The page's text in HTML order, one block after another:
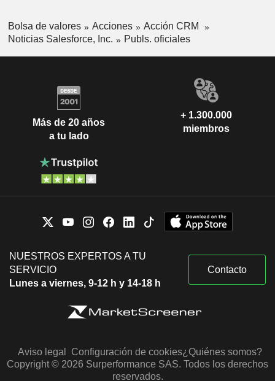
Bolsa de valores Acciones
Acción CRM
Noticias Salesforce, Inc.
Publs. oficiales
Más de 20 años
a tu lado
+ 1.300.000
miembros
NUESTROS EXPERTOS A TU
SERVICIO
Lunes a viernes, 9-12 h y 14-18 h
Contacto
Aviso legal Configuración de cookies¿Quiénes somos?
Copyright © 2026 Surperformance SAS. Todos los derechos
reservados.